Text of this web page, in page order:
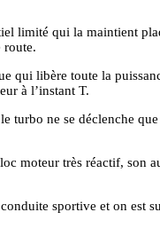
limité qui la maintient
route.
qui libère toute la
à l’instant T.
ne se déclenche
moteur très réactif, son
sportive et on est